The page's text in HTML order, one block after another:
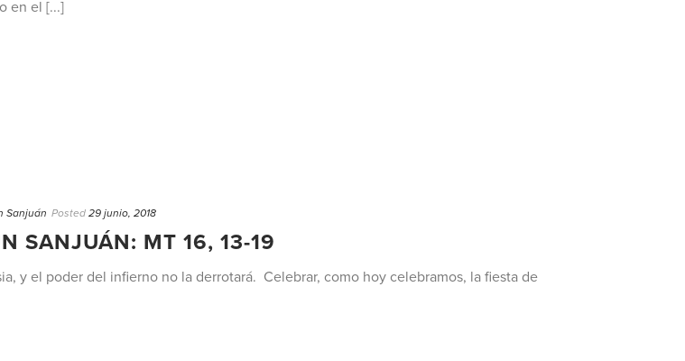
en el [...]
Sanjuán Posted 29 junio, 2018
SANJUÁN: MT 16, 13-19
y el poder del infierno no la derrotará. Celebrar, como hoy celebramos, la fiesta de